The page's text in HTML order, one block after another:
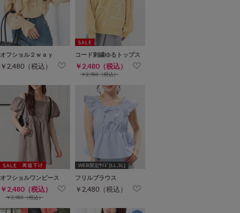
オフショル２ｗａｙ
￥2,480（税込）
コード刺繍ゆるトップス
￥2,480（税込）
￥2,980（税込）
オフショルワンピース
￥2,480（税込）
￥3,980（税込）
WEB限定ｻｲｽﾞ[LL,3L]
フリルブラウス
￥2,480（税込）